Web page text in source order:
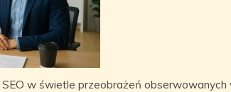
SEO w świetle przeobrażeń obserwowanych